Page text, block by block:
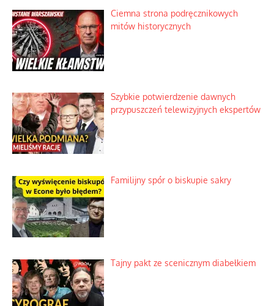
Ciemna strona podręcznikowych
mitów historycznych
Szybkie potwierdzenie dawnych
przypuszczeń telewizyjnych ekspertów
Familijny spór o biskupie sakry
Tajny pakt ze scenicznym diabełkiem